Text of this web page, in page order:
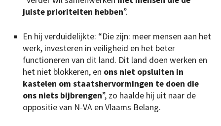
juiste prioriteiten hebben”.
En hij verduidelijkte: “Die zijn: meer mensen aan het
werk, investeren in veiligheid en het beter
functioneren van dit land. Dit land doen werken en
het niet blokkeren, en ons niet opsluiten in
kastelen om staatshervormingen te doen die
ons niets bijbrengen”, zo haalde hij uit naar de
oppositie van N-VA en Vlaams Belang.